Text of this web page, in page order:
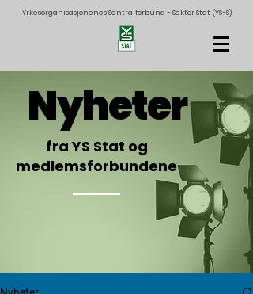
Yrkesorganisasjonenes Sentralforbund - Sektor Stat (YS-S)
Nyheter
fra YS Stat og
medlemsforbundene